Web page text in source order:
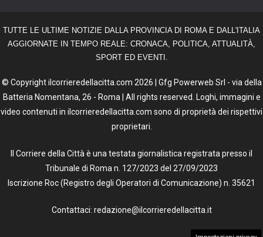
TUTTE LE ULTIME NOTIZIE DALLA PROVINCIA DI ROMA E DALL'ITALIA
AGGIORNATE IN TEMPO REALE: CRONACA, POLITICA, ATTUALITÀ,
SPORT ED EVENTI.
© Copyright ilcorrieredellacitta.com 2026 | Gfg Powerweb Srl - via della
Batteria Nomentana, 26 - Roma | All rights reserved. Loghi, immagini e
video contenuti in ilcorrieredellacitta.com sono di proprietà dei rispettivi
proprietari.
Il Corriere della Città è una testata giornalistica registrata presso il
Tribunale di Roma n. 127/2023 del 27/09/2023
Iscrizione Roc (Registro degli Operatori di Comunicazione) n. 35621
Contattaci: redazione@ilcorrieredellacitta.it